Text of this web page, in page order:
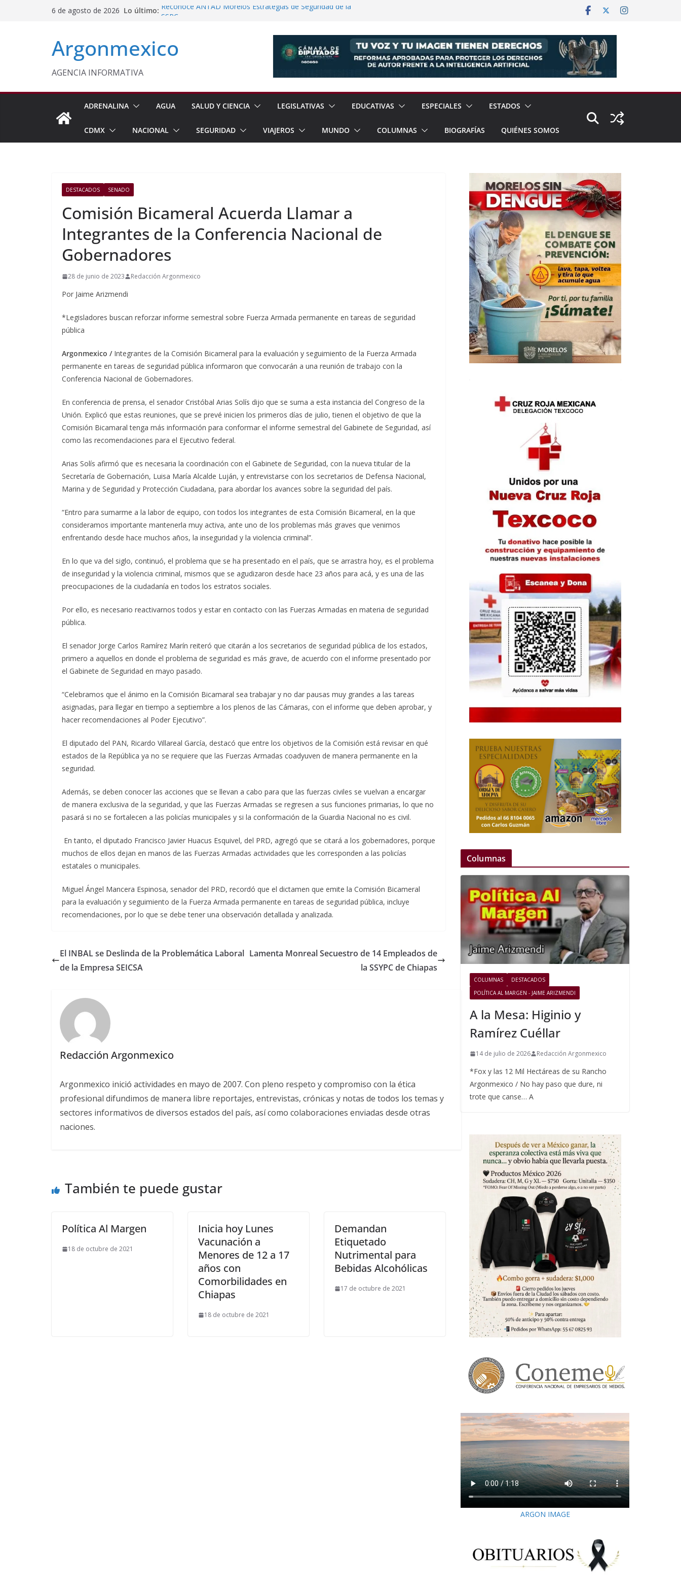
6 de agosto de 2026 Lo último: Reconoce ANTAD Morelos Estrategias de Seguridad de la
Vinculan a Proceso a Cuatro Sujetos por Robo Violento de
Javier Saldaña Fortalece Aspiración con Multitudinario Evento
Argonmexico
AGENCIA INFORMATIVA
ADRENALINA AGUA SALUD Y CIENCIA LEGISLATIVAS EDUCATIVAS ESPECIALES ESTADOS
CDMX NACIONAL SEGURIDAD VIAJEROS MUNDO COLUMNAS BIOGRAFÍAS QUIÉNES SOMOS
DESTACADOS SENADO
Comisión Bicameral Acuerda Llamar a
Integrantes de la Conferencia Nacional de
Gobernadores
28 de junio de 2023 Redacción Argonmexico
Por Jaime Arizmendi
*Legisladores buscan reforzar informe semestral sobre Fuerza Armada permanente en tareas de seguridad
pública
Argonmexico / Integrantes de la Comisión Bicameral para la evaluación y seguimiento de la Fuerza Armada
permanente en tareas de seguridad pública informaron que convocarán a una reunión de trabajo con la
Conferencia Nacional de Gobernadores.
En conferencia de prensa, el senador Cristóbal Arias Solís dijo que se suma a esta instancia del Congreso de la
Unión. Explicó que estas reuniones, que se prevé inicien los primeros días de julio, tienen el objetivo de que la
Comisión Bicamaral tenga más información para conformar el informe semestral del Gabinete de Seguridad, así
como las recomendaciones para el Ejecutivo federal.
Arias Solís afirmó que es necesaria la coordinación con el Gabinete de Seguridad, con la nueva titular de la
Secretaría de Gobernación, Luisa María Alcalde Luján, y entrevistarse con los secretarios de Defensa Nacional,
Marina y de Seguridad y Protección Ciudadana, para abordar los avances sobre la seguridad del país.
“Entro para sumarme a la labor de equipo, con todos los integrantes de esta Comisión Bicameral, en la que
consideramos importante mantenerla muy activa, ante uno de los problemas más graves que venimos
enfrentando desde hace muchos años, la inseguridad y la violencia criminal”.
En lo que va del siglo, continuó, el problema que se ha presentado en el país, que se arrastra hoy, es el problema
de inseguridad y la violencia criminal, mismos que se agudizaron desde hace 23 años para acá, y es una de las
preocupaciones de la ciudadanía en todos los estratos sociales.
Por ello, es necesario reactivarnos todos y estar en contacto con las Fuerzas Armadas en materia de seguridad
pública.
El senador Jorge Carlos Ramírez Marín reiteró que citarán a los secretarios de seguridad pública de los estados,
primero a aquellos en donde el problema de seguridad es más grave, de acuerdo con el informe presentado por
el Gabinete de Seguridad en mayo pasado.
“Celebramos que el ánimo en la Comisión Bicamaral sea trabajar y no dar pausas muy grandes a las tareas
asignadas, para llegar en tiempo a septiembre a los plenos de las Cámaras, con el informe que deben aprobar, y
hacer recomendaciones al Poder Ejecutivo”.
El diputado del PAN, Ricardo Villareal García, destacó que entre los objetivos de la Comisión está revisar en qué
estados de la República ya no se requiere que las Fuerzas Armadas coadyuven de manera permanente en la
seguridad.
Además, se deben conocer las acciones que se llevan a cabo para que las fuerzas civiles se vuelvan a encargar
de manera exclusiva de la seguridad, y que las Fuerzas Armadas se regresen a sus funciones primarias, lo que no
pasará si no se fortalecen a las policías municipales y si la conformación de la Guardia Nacional no es civil.
En tanto, el diputado Francisco Javier Huacus Esquivel, del PRD, agregó que se citará a los gobernadores, porque
muchos de ellos dejan en manos de las Fuerzas Armadas actividades que les corresponden a las policías
estatales o municipales.
Miguel Ángel Mancera Espinosa, senador del PRD, recordó que el dictamen que emite la Comisión Bicameral
para la evaluación y seguimiento de la Fuerza Armada permanente en tareas de seguridad pública, incluye
recomendaciones, por lo que se debe tener una observación detallada y analizada.
El INBAL se Deslinda de la Problemática Laboral
de la Empresa SEICSA
Lamenta Monreal Secuestro de 14 Empleados de
la SSYPC de Chiapas
Redacción Argonmexico
Argonmexico inició actividades en mayo de 2007. Con pleno respeto y compromiso con la ética
profesional difundimos de manera libre reportajes, entrevistas, crónicas y notas de todos los temas y
sectores informativos de diversos estados del país, así como colaboraciones enviadas desde otras
naciones.
También te puede gustar
Política Al Margen
18 de octubre de 2021
Inicia hoy Lunes
Vacunación a
Menores de 12 a 17
años con
Comorbilidades en
Chiapas
18 de octubre de 2021
Demandan
Etiquetado
Nutrimental para
Bebidas Alcohólicas
17 de octubre de 2021
Columnas
COLUMNAS
DESTACADOS
POLÍTICA AL MARGEN - JAIME ARIZMENDI
A la Mesa: Higinio y
Ramírez Cuéllar
14 de julio de 2026 Redacción Argonmexico
*Fox y las 12 Mil Hectáreas de su Rancho
Argonmexico / No hay paso que dure, ni
trote que canse… A
ARGON IMAGE